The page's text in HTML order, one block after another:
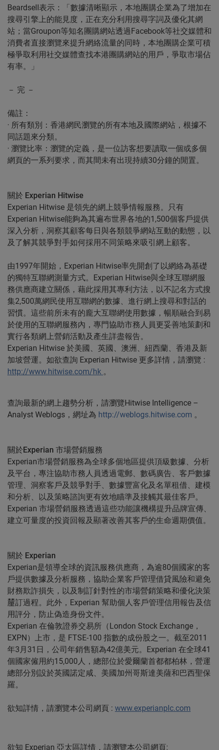
Beardsell表示：「數據清晰顯示，本地團購企業為了增加在
搜尋引擎上的能見度，正在充分利用搜尋字詞及優化其網
站；當Groupon等知名團購網站透過Facebook等社交媒體和
消費者直接瀏覽來提升網絡流量的同時，本地團購企業可積
極爭取利用社交媒體查找本港團購網站的用戶，爭取市場佔
有率。」
－ 完 －
備註：
· 所有類別 ：香港網民瀏覽的所有本地及國際網站，根據不
同話題來分類。
· 瀏覽比率 ：瀏覽的定義，是一位訪客想要讀取一個或多個
網頁的一系列要求，而其間未有出現持續30分鐘的閒置。
關於 Experian Hitwise
Experian Hitwise 是領先的網上競爭情報服務。只有
Experian Hitwise能夠為其遍布世界各地的1,500個客戶提供
深入分析，洞察其顧客每日與各類競爭網站互動的動態，以
及了解其競爭對手如何採用不同策略來吸引網上顧客。
由1997年開始，Experian Hitwise率先開創了以網絡為基礎
的獨特互聯網測量方式。Experian Hitwise與全球互聯網服
務供應商建立關係，藉此採用其專利方法，以不記名方式搜
集2,500萬網民使用互聯網的數據、進行網上搜尋和對話的
習慣。這些前所未有的龐大互聯網使用數據，暢順融合到易
於使用的互聯網服務內，專門協助市務人員更妥善地策劃和
實行各類網上營銷活動及產生詳盡報告。
Experian Hitwise 於美國、英國、澳洲、紐西蘭、香港及新
加坡營運。如欲查詢 Experian Hitwise 更多詳情，請瀏覽 :
http://www.hitwise.com/hk 。
查詢最新的網上趨勢分析，請瀏覽Hitwise Intelligence –
Analyst Weblogs，網址為 http://weblogs.hitwise.com 。
關於Experian 市場營銷服務
Experian市場營銷服務為全球多個地區提供頂級數據、分析
及平台，專注協助市務人員透過電郵、數碼廣告、客戶數據
管理、洞察客戶及競爭對手、數據豐富化及名單租借、建模
和分析、以及策略諮詢更有效地瞄準及接觸其最佳客戶。
Experian 市場營銷服務透過這些功能讓機構提升品牌宣傳、
建立可量度的投資回報及顯著改善其客戶的生命週期價值。
關於 Experian
Experian是領導全球的資訊服務供應商，為逾80個國家的客
戶提供數據及分析服務，協助企業客戶管理借貸風險和避免
財務欺詐損失，以及制訂針對性的市場營銷策略和優化決策
𨤳訂過程。此外，Experian 幫助個人客戶管理信用報告及信
用評分，防止偽造身份文件。
Experian 在倫敦證券交易所（London Stock Exchange，
EXPN）上市，是 FTSE-100 指數的成份股之一。截至2011
年3月31日，公司年銷售額為42億美元。Experian 在全球41
個國家僱用約15,000人，總部位於愛爾蘭首都都柏林，營運
總部分別設於英國諾定咸、美國加州哥斯達美薩和巴西聖保
羅。
欲知詳情，請瀏覽本公司網頁 : www.experianplc.com
欲知 Experian 亞太區詳情，請瀏覽本公司網頁: